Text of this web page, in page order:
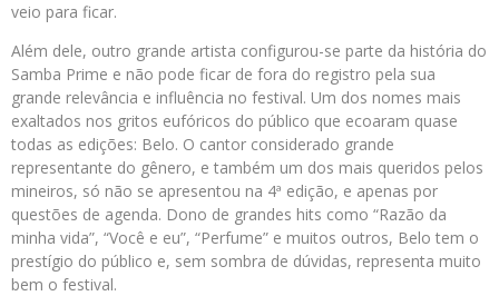
veio para ficar.
Além dele, outro grande artista configurou-se parte da história do
Samba Prime e não pode ficar de fora do registro pela sua
grande relevância e influência no festival. Um dos nomes mais
exaltados nos gritos eufóricos do público que ecoaram quase
todas as edições: Belo. O cantor considerado grande
representante do gênero, e também um dos mais queridos pelos
mineiros, só não se apresentou na 4ª edição, e apenas por
questões de agenda. Dono de grandes hits como “Razão da
minha vida”, “Você e eu”, “Perfume” e muitos outros, Belo tem o
prestígio do público e, sem sombra de dúvidas, representa muito
bem o festival.